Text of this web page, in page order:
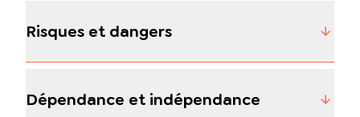
Risques et dangers
Dépendance et indépendance